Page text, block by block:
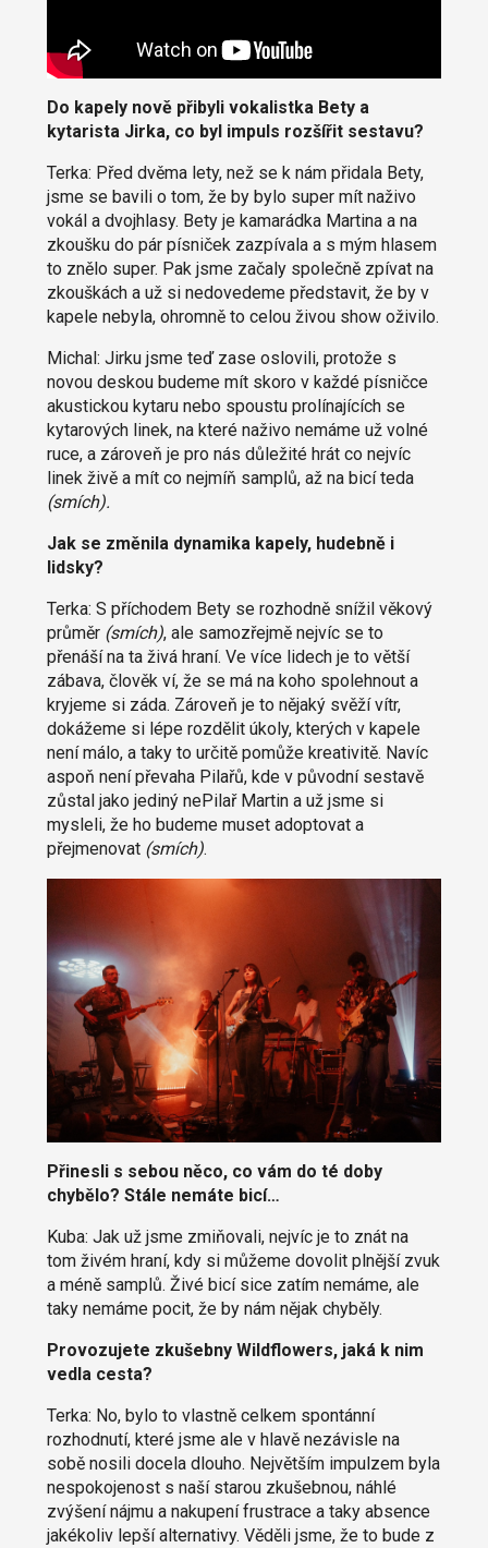
Do kapely nově přibyli vokalistka Bety a
kytarista Jirka, co byl impuls rozšířit sestavu?
Terka: Před dvěma lety, než se k nám přidala Bety,
jsme se bavili o tom, že by bylo super mít naživo
vokál a dvojhlasy. Bety je kamarádka Martina a na
zkoušku do pár písniček zazpívala a s mým hlasem
to znělo super. Pak jsme začaly společně zpívat na
zkouškách a už si nedovedeme představit, že by v
kapele nebyla, ohromně to celou živou show oživilo.
Michal: Jirku jsme teď zase oslovili, protože s
novou deskou budeme mít skoro v každé písničce
akustickou kytaru nebo spoustu prolínajících se
kytarových linek, na které naživo nemáme už volné
ruce, a zároveň je pro nás důležité hrát co nejvíc
linek živě a mít co nejmíň samplů, až na bicí teda
(smích).
Jak se změnila dynamika kapely, hudebně i
lidsky?
Terka: S příchodem Bety se rozhodně snížil věkový
průměr (smích), ale samozřejmě nejvíc se to
přenáší na ta živá hraní. Ve více lidech je to větší
zábava, člověk ví, že se má na koho spolehnout a
kryjeme si záda. Zároveň je to nějaký svěží vítr,
dokážeme si lépe rozdělit úkoly, kterých v kapele
není málo, a taky to určitě pomůže kreativitě. Navíc
aspoň není převaha Pilařů, kde v původní sestavě
zůstal jako jediný nePilař Martin a už jsme si
mysleli, že ho budeme muset adoptovat a
přejmenovat (smích).
Přinesli s sebou něco, co vám do té doby
chybělo? Stále nemáte bicí…
Kuba: Jak už jsme zmiňovali, nejvíc je to znát na
tom živém hraní, kdy si můžeme dovolit plnější zvuk
a méně samplů. Živé bicí sice zatím nemáme, ale
taky nemáme pocit, že by nám nějak chyběly.
Provozujete zkušebny Wildflowers, jaká k nim
vedla cesta?
Terka: No, bylo to vlastně celkem spontánní
rozhodnutí, které jsme ale v hlavě nezávisle na
sobě nosili docela dlouho. Největším impulzem byla
nespokojenost s naší starou zkušebnou, náhlé
zvýšení nájmu a nakupení frustrace a taky absence
jakékoliv lepší alternativy. Věděli jsme, že to bude z